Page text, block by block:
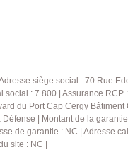
sans difficulté faire
ou vous permettre
réception. Sans
de profiter des
four à pizza. Un garage ainsi que la possibilité de stationner
siège social : 70 Rue
: 7 800 | Assurance RCP :
du Port Cap Cergy
| Montant de la
de garantie : NC | Adresse
site : NC |